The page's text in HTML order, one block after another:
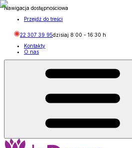
Nawigacja dostępnościowa
Przejdź do treści
22 307 39 95dzisiaj 8:00 - 16:30 h
Kontakty
O nas